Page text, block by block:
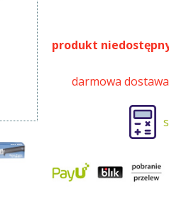
produkt
darmowa dostawa